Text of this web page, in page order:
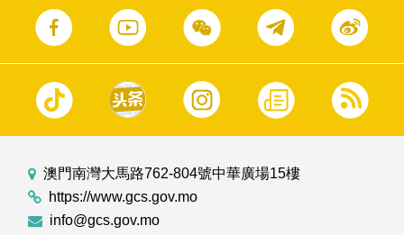
澳門南灣大馬路762-804號中華廣場15樓
https://www.gcs.gov.mo
info@gcs.gov.mo